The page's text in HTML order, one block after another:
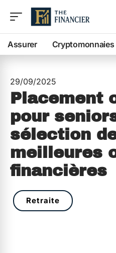
Assurer Cryptomonnaies
29/09/2025
Placement
pour
sélection
meilleures
financières
Retraite